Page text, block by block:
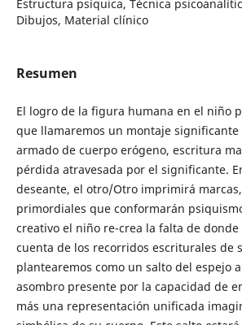
Estructura psíquica, Técnica
Dibujos, Material clínico
Resumen
El logro de la figura humana en el niño
que llamaremos un montaje
armado de cuerpo erógeno, escritura
pérdida atravesada por el significante.
deseante, el otro/Otro imprimirá
primordiales que conformarán
creativo el niño re-crea la falta de
cuenta de los recorridos escriturales de
plantearemos como un salto del espejo
asombro presente por la capacidad de
más una representación unificada